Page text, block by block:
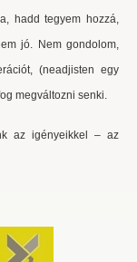
hadd tegyem hozzá,
jó. Nem gondolom,
(neadjisten egy
megváltozni senki.
az igényeikkel – az